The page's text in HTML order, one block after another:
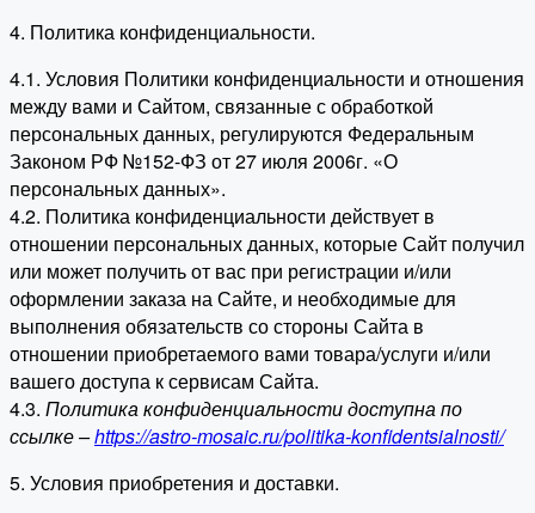
4. Политика конфиденциальности.
4.1. Условия Политики конфиденциальности и отношения
между вами и Сайтом, связанные с обработкой
персональных данных, регулируются Федеральным
Законом РФ №152-ФЗ от 27 июля 2006г. «О
персональных данных».
4.2. Политика конфиденциальности действует в
отношении персональных данных, которые Сайт получил
или может получить от вас при регистрации и/или
оформлении заказа на Сайте, и необходимые для
выполнения обязательств со стороны Сайта в
отношении приобретаемого вами товара/услуги и/или
вашего доступа к сервисам Сайта.
4.3. Политика конфиденциальности доступна по
ссылке –https://astro-mosaic.ru/politika-konfidentsialnosti/
5. Условия приобретения и доставки.